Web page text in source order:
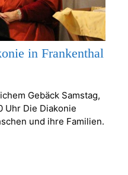
in Frankenthal
Gebäck Samstag,
Uhr Die Diakonie
und ihre Familien.